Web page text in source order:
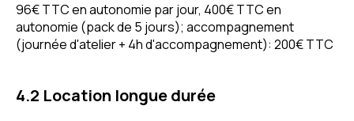
96€ TTC en autonomie par jour, 400€ TTC en
autonomie (pack de 5 jours); accompagnement
(journée d'atelier + 4h d'accompagnement): 200€ TTC
4.2 Location longue durée